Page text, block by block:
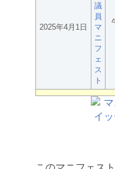
2025年4月1日
議
員
マ
ニ
フ
ェ
ス
ト